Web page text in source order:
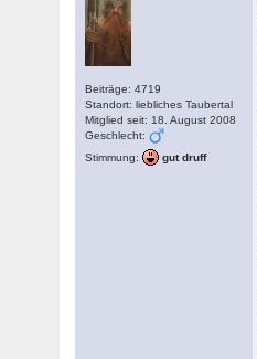
Beiträge: 4719
Standort: liebliches Taubertal
Mitglied seit: 18. August 2008
Geschlecht:
Stimmung:
gut druff